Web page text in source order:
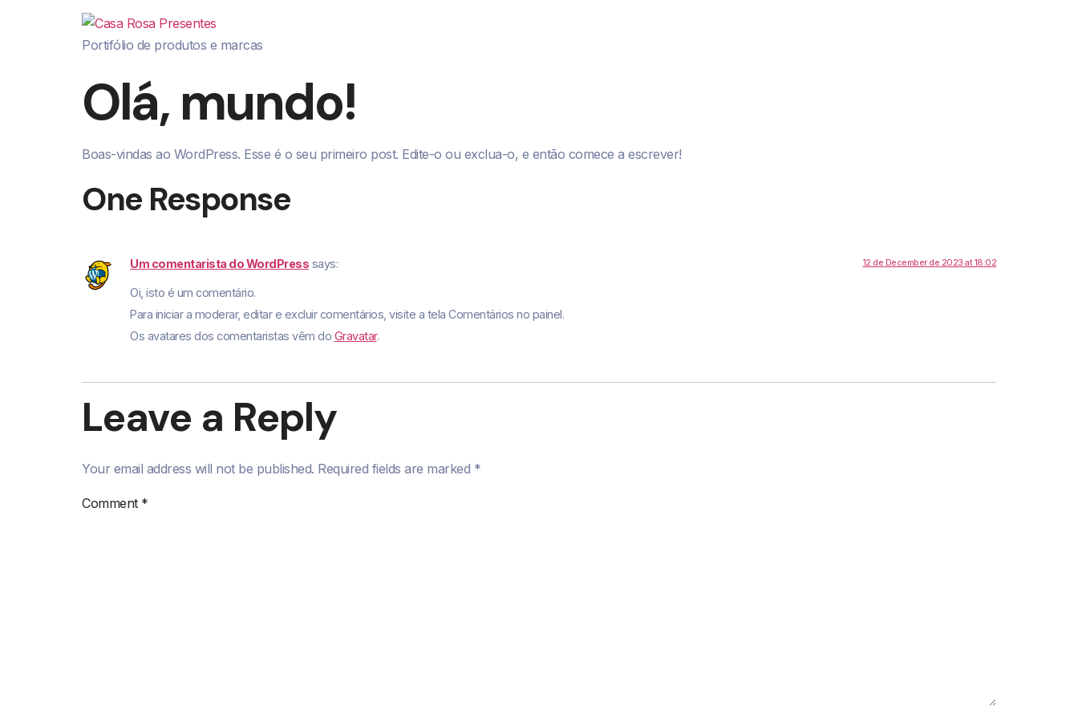
Portifólio de produtos e marcas
Olá, mundo!
Boas-vindas ao WordPress. Esse é o seu primeiro post. Edite-o ou exclua-o, e então comece a escrever!
One Response
Um comentarista do WordPress says: 12 de December de 2023 at 18:02
Oi, isto é um comentário.
Para iniciar a moderar, editar e excluir comentários, visite a tela Comentários no painel.
Os avatares dos comentaristas vêm do Gravatar.
Leave a Reply
Your email address will not be published. Required fields are marked *
Comment *